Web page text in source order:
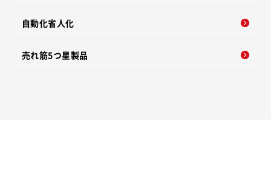
自動化省人化
売れ筋5つ星製品